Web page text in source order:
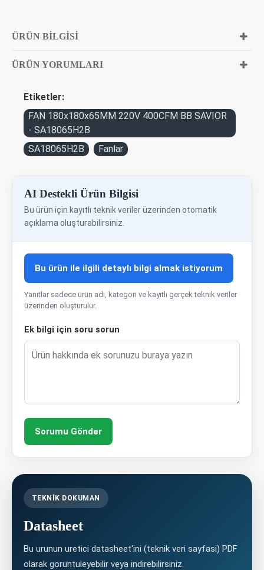
ÜRÜN BILGISI
ÜRÜN YORUMLARI
Etiketler:
FAN 180x180x65MM 220V 400CFM BB SAVIOR
- SA18065H2B
SA18065H2B
Fanlar
AI Destekli Ürün Bilgisi
Bu ürün için kayıtlı teknik veriler üzerinden otomatik
açıklama oluşturabilirsiniz.
Bu ürün ile ilgili detaylı bilgi almak istiyorum
Yanıtlar sadece ürün adı, kategori ve kayıtlı gerçek teknik veriler
üzerinden oluşturulur.
Ek bilgi için soru sorun
Sorumu Gönder
TEKNIK DOKUMAN
Datasheet
Bu urunun uretici datasheet'ini (teknik veri sayfasi) PDF
olarak goruntuleyebilir veya indirebilirsiniz.